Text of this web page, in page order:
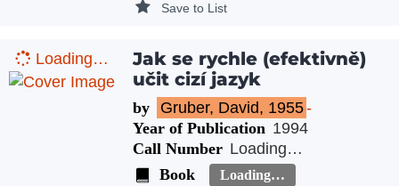
Save to List
Loading…
Jak se rychle (efektivně)
učit cizí jazyk
by Gruber, David, 1955-
Year of Publication 1994
Call Number Loading…
Book
Loading…